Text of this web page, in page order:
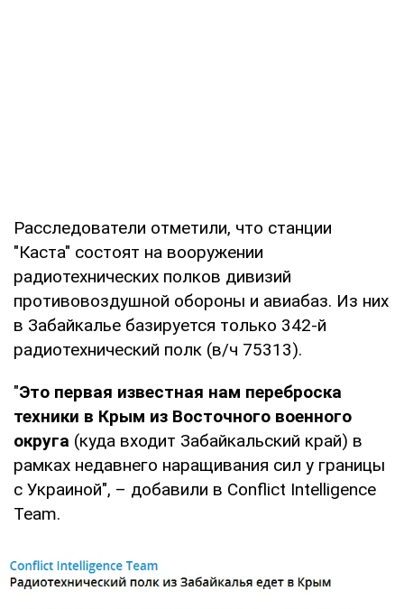
Расследователи отметили, что станции
"Каста" состоят на вооружении
радиотехнических полков дивизий
противовоздушной обороны и авиабаз. Из них
в Забайкалье базируется только 342-й
радиотехнический полк (в/ч 75313).
"Это первая известная нам переброска
техники в Крым из Восточного военного
округа (куда входит Забайкальский край) в
рамках недавнего наращивания сил у границы
с Украиной", – добавили в Conflict Intelligence
Team.